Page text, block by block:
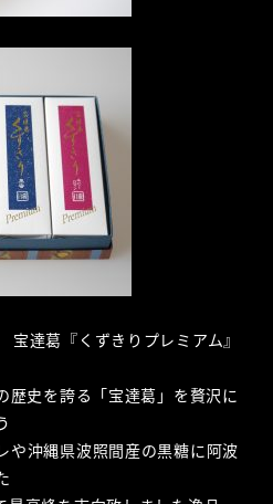
達葛『くずきりプレミアム』
史を誇る「宝達葛」を贅沢に
や沖縄県波照間産の黒糖に阿波